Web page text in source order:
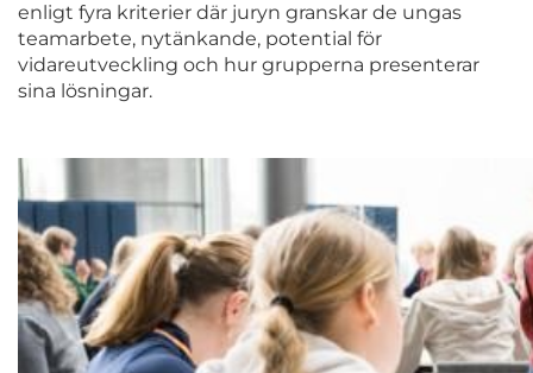
enligt fyra kriterier där juryn granskar de ungas
teamarbete, nytänkande, potential för
vidareutveckling och hur grupperna presenterar
sina lösningar.